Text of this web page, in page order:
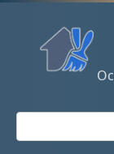
Перейти
контенту
Поиск: